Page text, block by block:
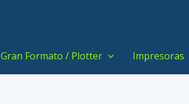
Gran Formato / Plotter Impresoras